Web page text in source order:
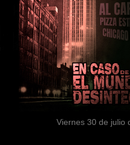
Viernes 30 de julio